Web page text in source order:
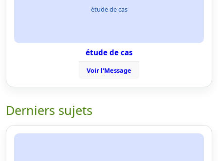
étude de cas
étude de cas
Voir l'Message
Derniers sujets